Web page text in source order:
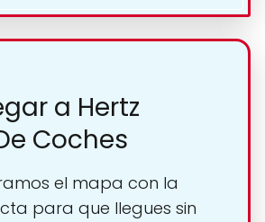
a Hertz
Coches
el mapa con la
para que llegues sin